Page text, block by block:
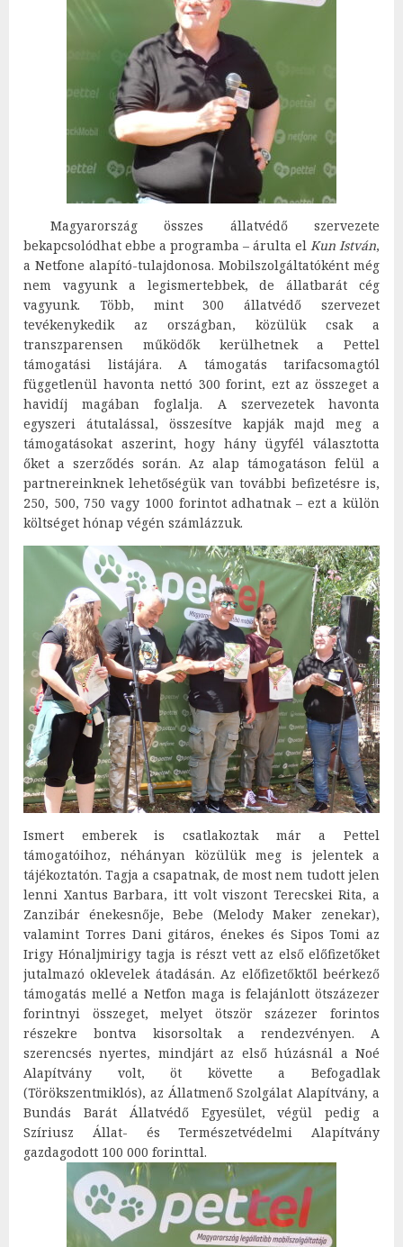
Magyarország összes állatvédő szervezete
bekapcsolódhat ebbe a programba – árulta el Kun István,
a Netfone alapító-tulajdonosa. Mobilszolgáltatóként még
nem vagyunk a legismertebbek, de állatbarát cég
vagyunk. Több, mint 300 állatvédő szervezet
tevékenykedik az országban, közülük csak a
transzparensen működők kerülhetnek a Pettel
támogatási listájára. A támogatás tarifacsomagtól
függetlenül havonta nettó 300 forint, ezt az összeget a
havidíj magában foglalja. A szervezetek havonta
egyszeri átutalással, összesítve kapják majd meg a
támogatásokat aszerint, hogy hány ügyfél választotta
őket a szerződés során. Az alap támogatáson felül a
partnereinknek lehetőségük van további befizetésre is,
250, 500, 750 vagy 1000 forintot adhatnak – ezt a külön
költséget hónap végén számlázzuk.
Ismert emberek is csatlakoztak már a Pettel
támogatóihoz, néhányan közülük meg is jelentek a
tájékoztatón. Tagja a csapatnak, de most nem tudott jelen
lenni Xantus Barbara, itt volt viszont Terecskei Rita, a
Zanzibár énekesnője, Bebe (Melody Maker zenekar),
valamint Torres Dani gitáros, énekes és Sipos Tomi az
Irigy Hónaljmirigy tagja is részt vett az első előfizetőket
jutalmazó oklevelek átadásán. Az előfizetőktől beérkező
támogatás mellé a Netfon maga is felajánlott ötszázezer
forintnyi összeget, melyet ötször százezer forintos
részekre bontva kisorsoltak a rendezvényen. A
szerencsés nyertes, mindjárt az első húzásnál a Noé
Alapítvány volt, öt követte a Befogadlak
(Törökszentmiklós), az Állatmenő Szolgálat Alapítvány, a
Bundás Barát Állatvédő Egyesület, végül pedig a
Szíriusz Állat- és Természetvédelmi Alapítvány
gazdagodott 100 000 forinttal.